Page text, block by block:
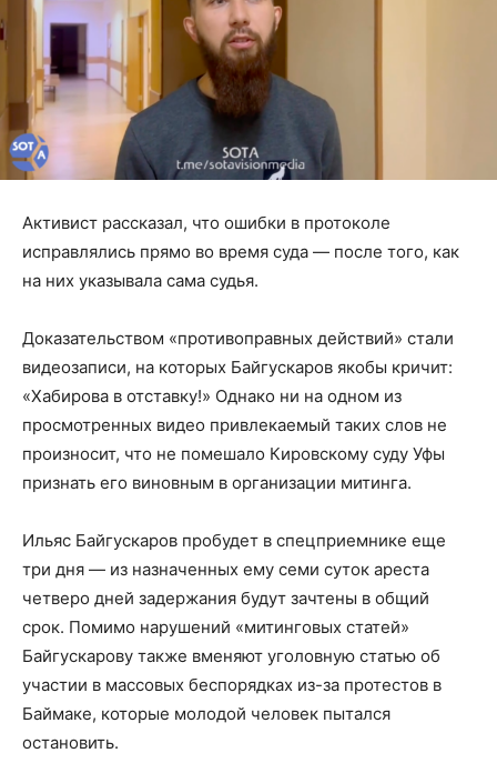
Активист рассказал, что ошибки в протоколе
исправлялись прямо во время суда — после того, как
на них указывала сама судья.
Доказательством «противоправных действий» стали
видеозаписи, на которых Байгускаров якобы кричит:
«Хабирова в отставку!» Однако ни на одном из
просмотренных видео привлекаемый таких слов не
произносит, что не помешало Кировскому суду Уфы
признать его виновным в организации митинга.
Ильяс Байгускаров пробудет в спецприемнике еще
три дня — из назначенных ему семи суток ареста
четверо дней задержания будут зачтены в общий
срок. Помимо нарушений «митинговых статей»
Байгускарову также вменяют уголовную статью об
участии в массовых беспорядках из-за протестов в
Баймаке, которые молодой человек пытался
остановить.